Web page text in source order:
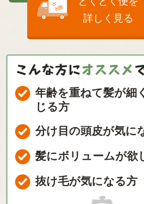
詳しく見る
年齢を重ねて髪が細
じる方
分け目の頭皮が気に
髪にボリュームが欲
抜け毛が気になる方